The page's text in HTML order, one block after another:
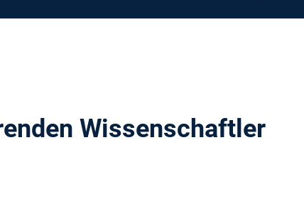
Wissenschaftler